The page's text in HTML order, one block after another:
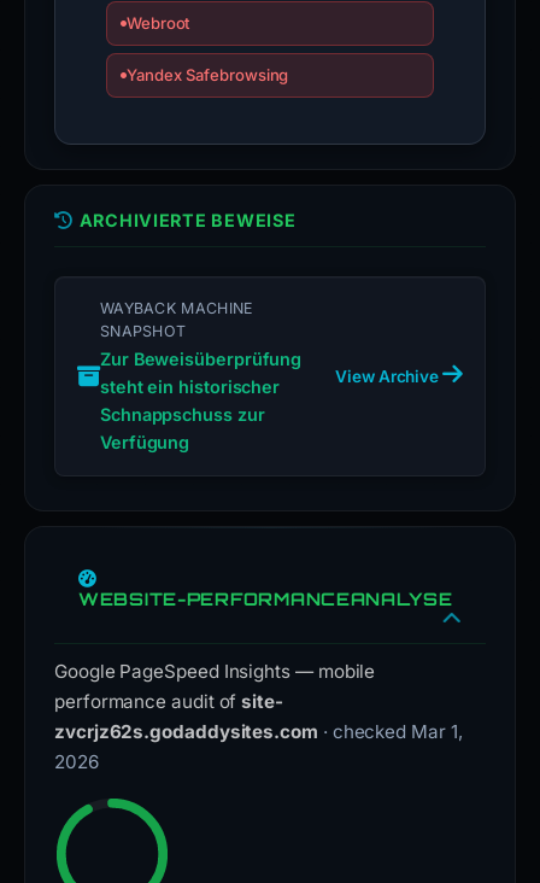
Webroot
Yandex Safebrowsing
ARCHIVIERTE BEWEISE
WAYBACK MACHINE
SNAPSHOT
Zur Beweisüberprüfung
steht ein historischer
Schnappschuss zur
Verfügung
View Archive
WEBSITE-PERFORMANCEANALYSE
Google PageSpeed Insights — mobile
performance audit ofsite-
zvcrjz62s.godaddysites.com · checked Mar 1,
2026